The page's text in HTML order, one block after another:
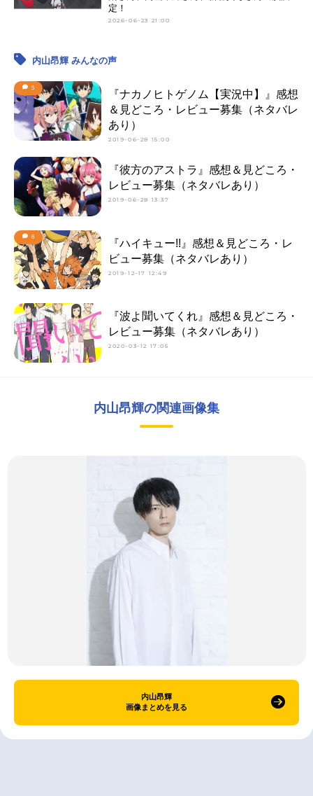
定！
2026-06-23 21:00
内山昂輝 みんなの声
5
『ナカノヒトゲノム【実況中】』感想
＆見どころ・レビュー募集（ネタバレ
あり）
2019-06-28 15:00
『彼方のアストラ』感想＆見どころ・
レビュー募集（ネタバレあり）
2019-06-28 13:37
6
『ハイキュー!!』感想＆見どころ・レ
ビュー募集（ネタバレあり）
2019-12-17 12:49
『波よ聞いてくれ』感想＆見どころ・
レビュー募集（ネタバレあり）
2020-03-12 17:05
内山昂輝の関連画像集
内山昂輝
画像まとめを見る